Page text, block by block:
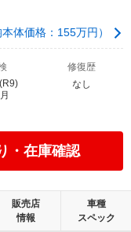
体価格：155万円）
修復歴
なし
・在庫確認
販売店
情報
車種
スペック